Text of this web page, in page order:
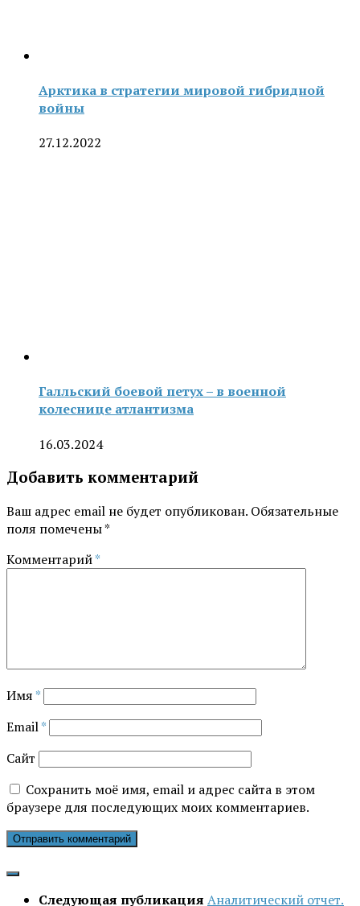
Арктика в стратегии мировой гибридной
войны
27.12.2022
Галльский боевой петух – в военной
колеснице атлантизма
16.03.2024
Добавить комментарий
Ваш адрес email не будет опубликован. Обязательные
поля помечены*
Комментарий*
Имя *
Email*
Сайт
Сохранить моё имя, email и адрес сайта в этом
браузере для последующих моих комментариев.
Следующая публикация Аналитический отчет.